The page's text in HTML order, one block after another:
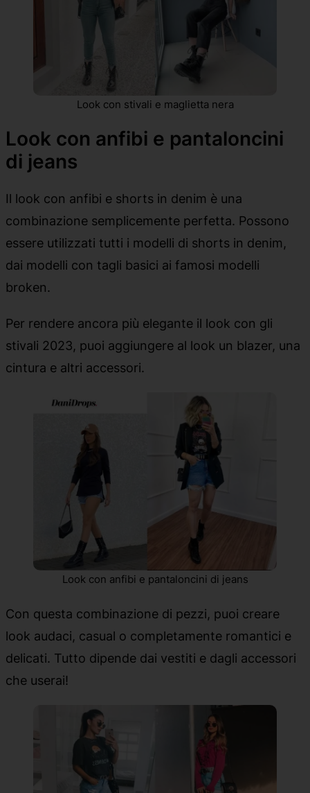
Look con stivali e maglietta nera
Look con anfibi e pantaloncini
di jeans
Il look con anfibi e shorts in denim è una
combinazione semplicemente perfetta. Possono
essere utilizzati tutti i modelli di shorts in denim,
dai modelli con tagli basici ai famosi modelli
broken.
Per rendere ancora più elegante il look con gli
stivali 2023, puoi aggiungere al look un blazer, una
cintura e altri accessori.
Look con anfibi e pantaloncini di jeans
Con questa combinazione di pezzi, puoi creare
look audaci, casual o completamente romantici e
delicati. Tutto dipende dai vestiti e dagli accessori
che userai!